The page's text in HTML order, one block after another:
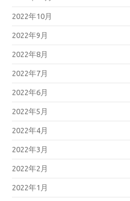
2022年10月
2022年9月
2022年8月
2022年7月
2022年6月
2022年5月
2022年4月
2022年3月
2022年2月
2022年1月